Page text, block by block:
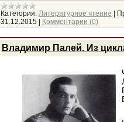
Категория: Литературное чтение
31.12.2015
Комментарии (0)
Владимир Палей. Из